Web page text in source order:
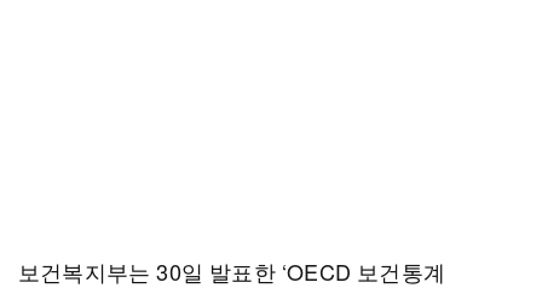
보건복지부는 30일 발표한 ‘OECD 보건통계